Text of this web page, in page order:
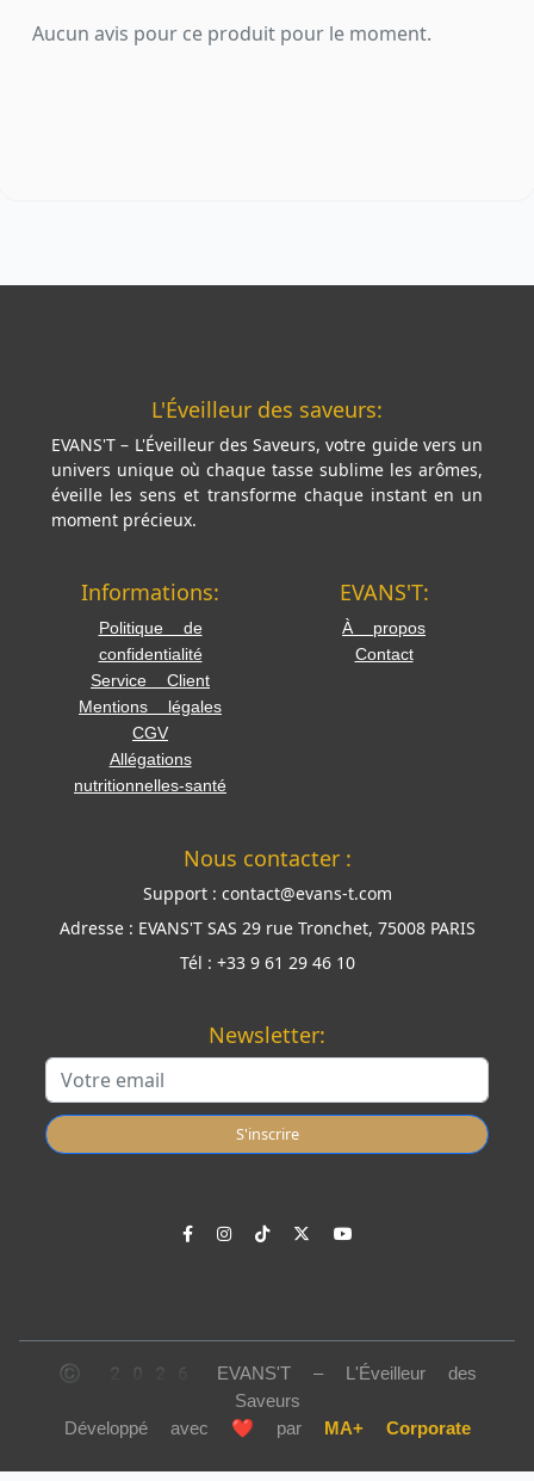
Aucun avis pour ce produit pour le moment.
L'Éveilleur des saveurs:
EVANS'T – L'Éveilleur des Saveurs, votre guide vers un
univers unique où chaque tasse sublime les arômes,
éveille les sens et transforme chaque instant en un
moment précieux.
Informations:
Politique de
confidentialité
Service Client
Mentions légales
CGV
Allégations
nutritionnelles-santé
EVANS'T:
À propos
Contact
Nous contacter :
Support : contact@evans-t.com
Adresse : EVANS'T SAS 29 rue Tronchet, 75008 PARIS
Tél : +33 9 61 29 46 10
Newsletter:
S'inscrire
© 2026 EVANS'T – L'Éveilleur des
Saveurs
Développé avec ❤️ par MA+ Corporate